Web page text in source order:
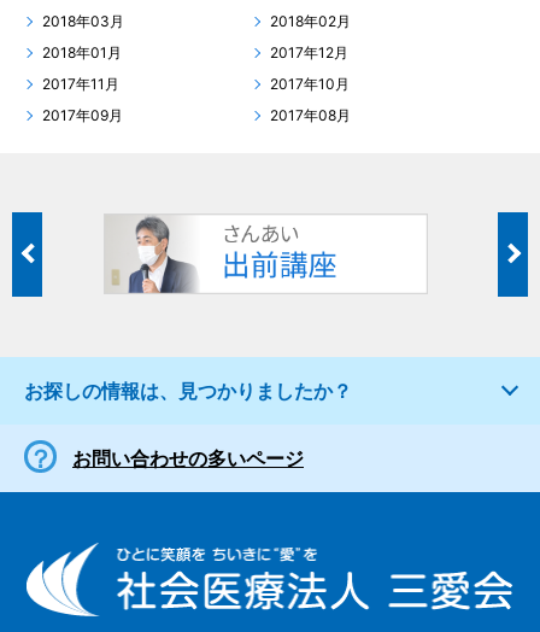
2018年03月
2018年02月
2018年01月
2017年12月
2017年11月
2017年10月
2017年09月
2017年08月
お探しの情報は、見つかりましたか？
お問い合わせの多いページ